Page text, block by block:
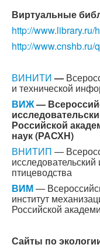
Виртуальные
http://www.library.ru/
http://www.cnshb.ru/
ВИНИТИ —
и технической
ВИЖ—
Российской
наук (РАСХН)
ВНИТИП —
исследовательский
птицеводства
ВИМ—
институт
Российской
Сайты по